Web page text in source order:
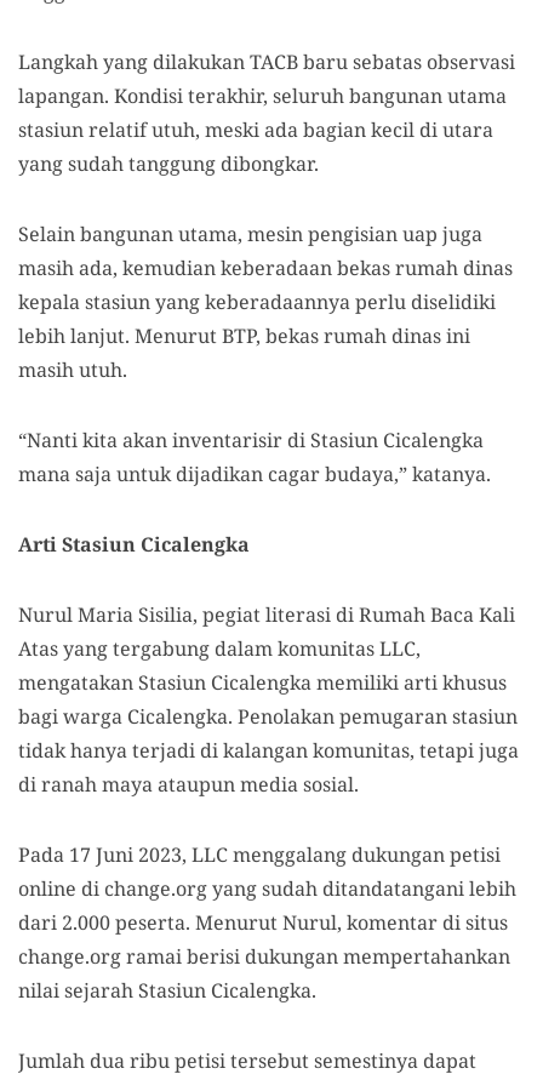
Langkah yang dilakukan TACB baru sebatas observasi
lapangan. Kondisi terakhir, seluruh bangunan utama
stasiun relatif utuh, meski ada bagian kecil di utara
yang sudah tanggung dibongkar.
Selain bangunan utama, mesin pengisian uap juga
masih ada, kemudian keberadaan bekas rumah dinas
kepala stasiun yang keberadaannya perlu diselidiki
lebih lanjut. Menurut BTP, bekas rumah dinas ini
masih utuh.
“Nanti kita akan inventarisir di Stasiun Cicalengka
mana saja untuk dijadikan cagar budaya,” katanya.
Arti Stasiun Cicalengka
Nurul Maria Sisilia, pegiat literasi di Rumah Baca Kali
Atas yang tergabung dalam komunitas LLC,
mengatakan Stasiun Cicalengka memiliki arti khusus
bagi warga Cicalengka. Penolakan pemugaran stasiun
tidak hanya terjadi di kalangan komunitas, tetapi juga
di ranah maya ataupun media sosial.
Pada 17 Juni 2023, LLC menggalang dukungan petisi
online di change.org yang sudah ditandatangani lebih
dari 2.000 peserta. Menurut Nurul, komentar di situs
change.org ramai berisi dukungan mempertahankan
nilai sejarah Stasiun Cicalengka.
Jumlah dua ribu petisi tersebut semestinya dapat